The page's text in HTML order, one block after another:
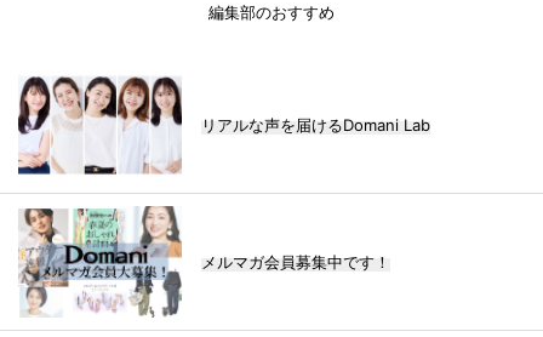
編集部のおすすめ
リアルな声を届けるDomani Lab
メルマガ会員募集中です！